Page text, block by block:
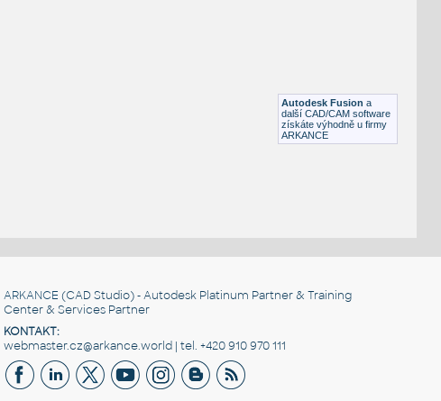
Plastové součásti
Autodesk Fusion a
další CAD/CAM software
získáte výhodně u firmy
ARKANCE
ARKANCE (CAD Studio) - Autodesk Platinum Partner & Training
Center & Services Partner
KONTAKT:
webmaster.cz@arkance.world | tel. +420 910 970 111